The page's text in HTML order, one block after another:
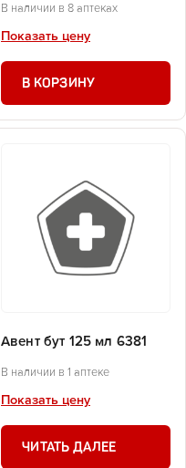
В наличии в 8 аптеках
Показать цену
В КОРЗИНУ
Авент бут 125 мл 6381
В наличии в 1 аптеке
Показать цену
ЧИТАТЬ ДАЛЕЕ